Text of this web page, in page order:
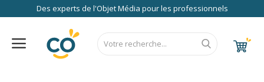
Des experts de l'Objet Média pour les professionnels